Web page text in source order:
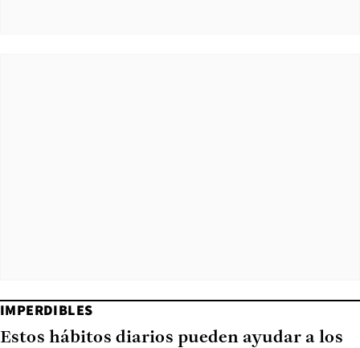
IMPERDIBLES
Estos hábitos diarios pueden ayudar a los